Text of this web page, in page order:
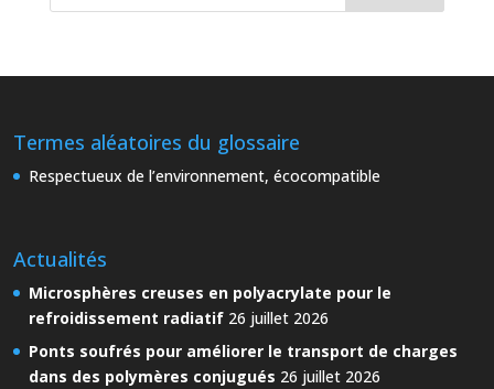
Termes aléatoires du glossaire
Respectueux de l’environnement, écocompatible
Actualités
Microsphères creuses en polyacrylate pour le
refroidissement radiatif 26 juillet 2026
Ponts soufrés pour améliorer le transport de charges
dans des polymères conjugués 26 juillet 2026